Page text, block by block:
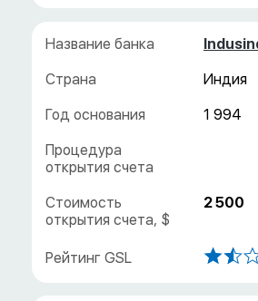
Индия
1 994
2 500